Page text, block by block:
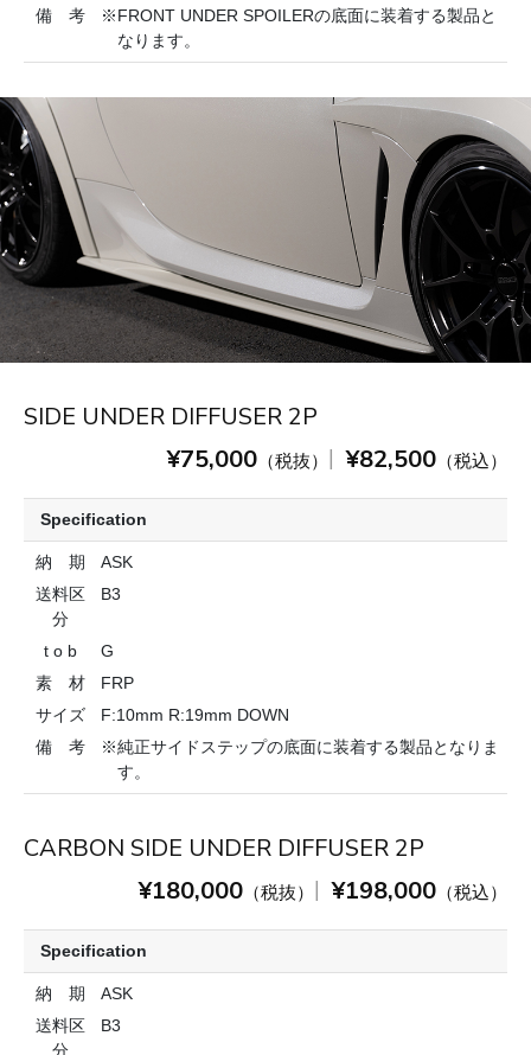
備 考
※FRONT UNDER SPOILERの底面に装着する製品と
なります。
SIDE UNDER DIFFUSER 2P
¥75,000 （税抜） | ¥82,500 （税込）
Specification
納 期
ASK
送料区
分
B3
t o b
G
素 材
FRP
サイズ
F:10mm R:19mm DOWN
備 考
※純正サイドステップの底面に装着する製品となりま
す。
CARBON SIDE UNDER DIFFUSER 2P
¥180,000 （税抜） | ¥198,000 （税込）
Specification
納 期
ASK
送料区
分
B3